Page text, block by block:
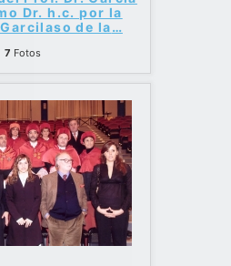
Dr. h.c. por la
de la…
7 Fotos